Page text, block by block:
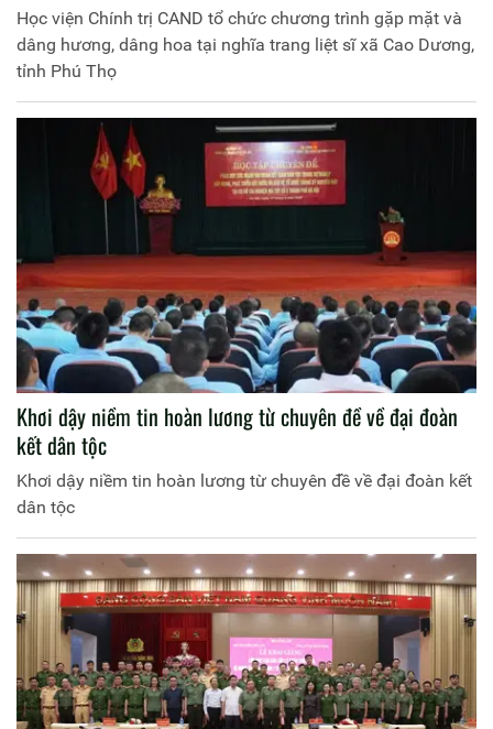
Học viện Chính trị CAND tổ chức chương trình gặp mặt và
dâng hương, dâng hoa tại nghĩa trang liệt sĩ xã Cao Dương,
tỉnh Phú Thọ
Khơi dậy niềm tin hoàn lương từ chuyên đề về đại đoàn
kết dân tộc
Khơi dậy niềm tin hoàn lương từ chuyên đề về đại đoàn kết
dân tộc